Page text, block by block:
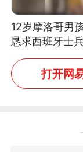
12岁摩洛哥男
恳求西班牙士
可以不要把我
打开网